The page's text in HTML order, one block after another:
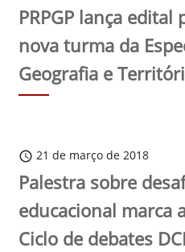
PRPGP lança edital
nova turma da
Geografia e
schedule 21 de março de 2018
Palestra sobre
educacional marca
Ciclo de debates